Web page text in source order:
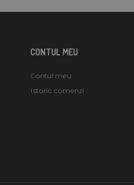
CONTUL MEU
Contul meu
Istoric comenzi